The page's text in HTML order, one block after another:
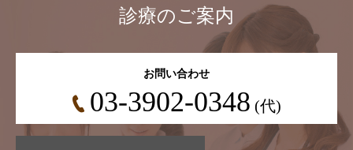
診療のご案内
お問い合わせ
03-3902-0348 (代)